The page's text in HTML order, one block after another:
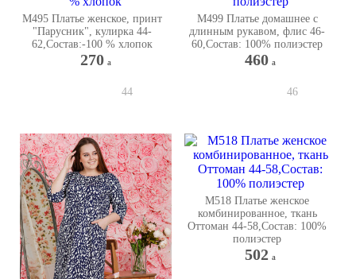
М495 Платье женское, принт
"Парусник", кулирка 44-
62,Состав:-100 % хлопок
270 a
44
М499 Платье домашнее с
длинным рукавом, флис 46-
60,Состав: 100% полиэстер
460 a
46
М518 Платье женское
комбинированное, ткань
Оттоман 44-58,Состав: 100%
полиэстер
502 a